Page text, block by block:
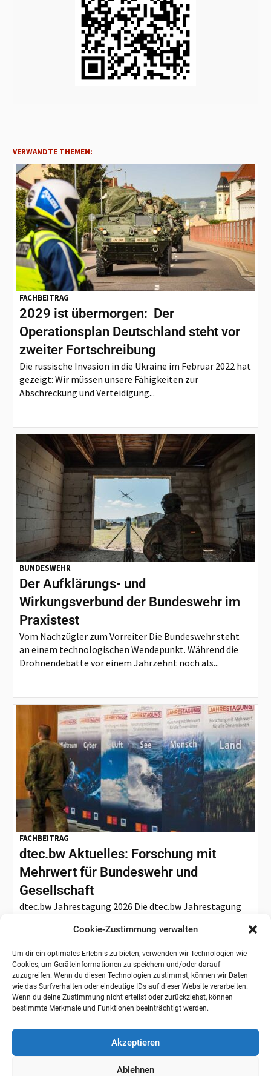
Cookie-Zustimmung verwalten
Um dir ein optimales Erlebnis zu bieten, verwenden wir Technologien wie
Cookies, um Geräteinformationen zu speichern und/oder darauf
zuzugreifen. Wenn du diesen Technologien zustimmst, können wir Daten
wie das Surfverhalten oder eindeutige IDs auf dieser Website verarbeiten.
Wenn du deine Zustimmung nicht erteilst oder zurückziehst, können
bestimmte Merkmale und Funktionen beeinträchtigt werden.
Akzeptieren
Ablehnen
VERWANDTE THEMEN:
FACHBEITRAG
2029 ist übermorgen: Der
Operationsplan Deutschland steht vor
zweiter Fortschreibung
Die russische Invasion in die Ukraine im Februar 2022 hat
gezeigt: Wir müssen unsere Fähigkeiten zur
Abschreckung und Verteidigung...
BUNDESWEHR
Der Aufklärungs- und
Wirkungsverbund der Bundeswehr im
Praxistest
Vom Nachzügler zum Vorreiter Die Bundeswehr steht
an einem technologischen Wendepunkt. Während die
Drohnendebatte vor einem Jahrzehnt noch als...
FACHBEITRAG
dtec.bw Aktuelles: Forschung mit
Mehrwert für Bundeswehr und
Gesellschaft
dtec.bw Jahrestagung 2026 Die dtec.bw Jahrestagung
Finanzierungszeitraums 2020 bis 2026 und bietet